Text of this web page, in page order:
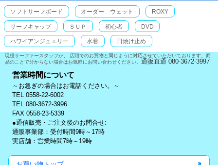
ソフトサーフボード オーダー ウェット ROXY
サーフキャップ ＳＵＰ 初心者 DVD
ハワイアンジュエリー 水着 日焼け止め
現役サーファースタッフが、 店頭でのお買物と同じように対応させていただいております。商
品のことで分からない場合はお気軽にお問い合わせください。 通販直通 080-3672-3997
営業時間について
～お急ぎの場合はお電話ください。～
TEL 0558-22-6002
TEL 080-3672-3996
FAX 0558-23-5339
●通信販売・ご注文後のお問合せ:
通販事業部：受付時間9時～17時
実店舗：営業時間7時～19時